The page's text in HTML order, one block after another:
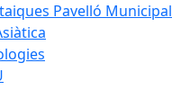
Pavelló Municipal